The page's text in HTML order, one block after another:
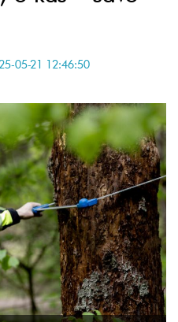
05-21 12:46:50